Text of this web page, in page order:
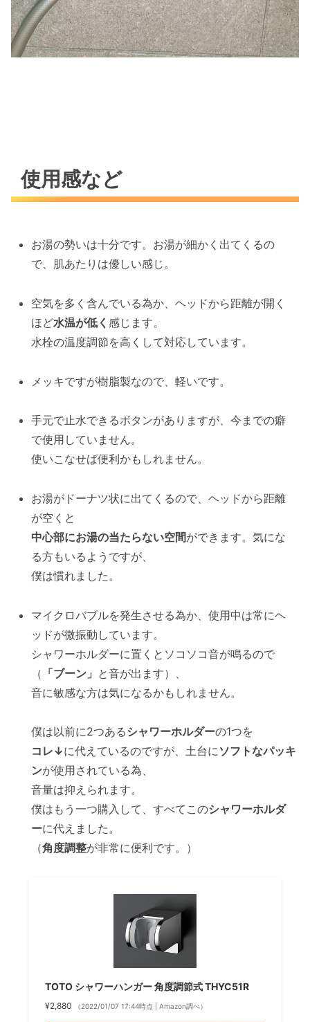
使用感など
お湯の勢いは十分です。お湯が細かく出てくるの
で、肌あたりは優しい感じ。
空気を多く含んでいる為か、ヘッドから距離が開く
ほど水温が低く 感じます。
水栓の温度調節を高くして対応しています。
メッキですが樹脂製なので、軽いです。
手元で止水できるボタンがありますが、今までの癖
で使用していません。
使いこなせば便利かもしれません。
お湯がドーナツ状に出てくるので、ヘッドから距離
が空くと
中心部にお湯の当たらない空間ができます。気にな
る方もいるようですが、
僕は慣れました。
マイクロバブルを発生させる為か、使用中は常にヘ
ッドが微振動しています。
シャワーホルダーに置くとソコソコ音が鳴るので
（ 「ブーン」 と音が出ます）、
音に敏感な方は気になるかもしれません。
僕は以前に2つあるシャワーホルダーの1つを
コレ↓に代えているのですが、土台にソフトなパッキ
ンが使用されている為、
音量は抑えられます。
僕はもう一つ購入して、すべてこのシャワーホルダ
ーに代えました。
（角度調整が非常に便利です。）
TOTO シャワーハンガー 角度調節式 THYC51R
¥2,880 （2022/01/07 17:44時点 | Amazon調べ）